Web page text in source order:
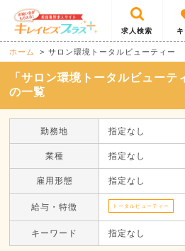
求人検索
ホーム サロン環境トータルビューティー
「サロン環境トータルビュー
の一覧
勤務地 指定なし
業種 指定なし
雇用形態 指定なし
給与・特徴 トータルビューティー
キーワード 指定なし